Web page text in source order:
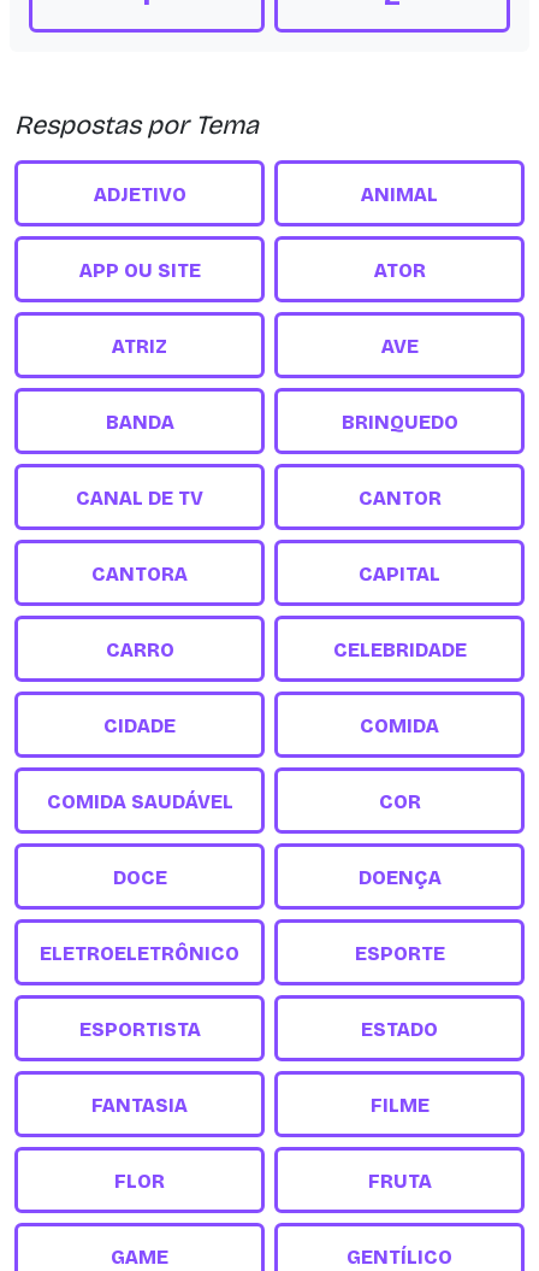
Respostas por Tema
ADJETIVO ANIMAL
APP OU SITE ATOR
ATRIZ AVE
BANDA BRINQUEDO
CANAL DE TV CANTOR
CANTORA CAPITAL
CARRO CELEBRIDADE
CIDADE COMIDA
COMIDA SAUDÁVEL COR
DOCE DOENÇA
ELETROELETRÔNICO ESPORTE
ESPORTISTA ESTADO
FANTASIA FILME
FLOR FRUTA
GAME GENTÍLICO